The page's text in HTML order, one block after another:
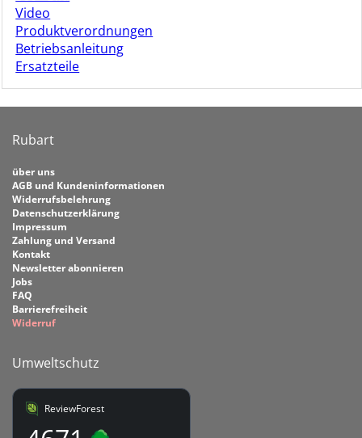
Video
Produktverordnungen
Betriebsanleitung
Ersatzteile
Rubart
über uns
AGB und Kundeninformationen
Widerrufsbelehrung
Datenschutzerklärung
Impressum
Zahlung und Versand
Kontakt
Newsletter abonnieren
Jobs
FAQ
Barrierefreiheit
Widerruf
Umweltschutz
ReviewForest